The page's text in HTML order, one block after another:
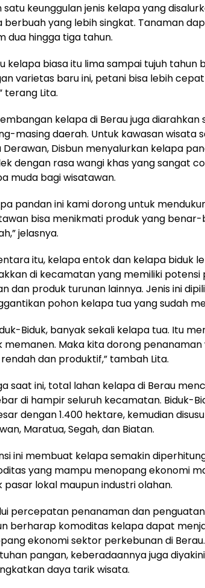
satu keunggulan jenis kelapa yang
berbuah yang lebih singkat. Tanaman
dua hingga tiga tahun.
kelapa biasa itu lima sampai tujuh tahun
varietas baru ini, petani bisa lebih
terang Lita.
kelapa di Berau juga diarahkan
masing daerah. Untuk kawasan wisata
Derawan, Disbun menyalurkan kelapa
dengan rasa wangi khas yang sangat
muda bagi wisatawan.
pandan ini kami dorong untuk
bisa menikmati produk yang
jelasnya.
itu, kelapa entok dan kelapa biduk
di kecamatan yang memiliki
dan produk turunan lainnya. Jenis ini
pohon kelapa tua yang sudah
Biduk, banyak sekali kelapa tua. Itu
memanen. Maka kita dorong
dan produktif,” tambah Lita.
saat ini, total lahan kelapa di Berau
di hampir seluruh kecamatan. Biduk-
dengan 1.400 hektare, kemudian
Maratua, Segah, dan Biatan.
ini membuat kelapa semakin
yang mampu menopang ekonomi
pasar lokal maupun industri olahan.
percepatan penanaman dan
berharap komoditas kelapa dapat
ekonomi sektor perkebunan di
pangan, keberadaannya juga
daya tarik wisata.